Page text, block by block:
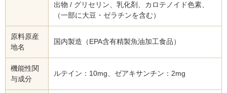
出物 / グリセリン、乳化剤、カロテノイド色素、
（一部に大豆・ゼラチンを含む）
原料原産
地名
国内製造（EPA含有精製魚油加工食品）
機能性関
与成分
ルテイン：10mg、ゼアキサンチン：2mg